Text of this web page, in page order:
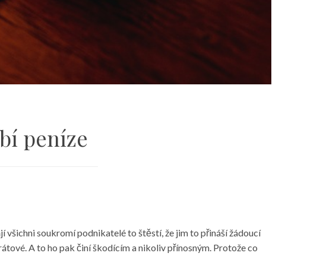
peníze
všichni soukromí podnikatelé to štěstí, že jim to přináší žádoucí
A to ho pak činí škodícím a nikoliv přínosným. Protože co